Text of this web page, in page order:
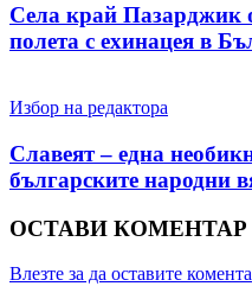
Села край Пазарджик
полета с ехинацея в
Избор на редактора
Славеят – една
българските народни
ОСТАВИ КОМЕНТАР
Влезте за да оставите